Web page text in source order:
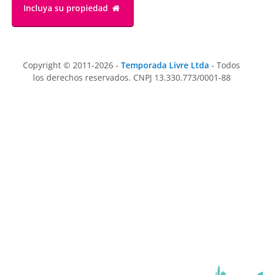
Incluya su propiedad
Copyright © 2011-2026 - Temporada Livre Ltda - Todos
los derechos reservados. CNPJ 13.330.773/0001-88